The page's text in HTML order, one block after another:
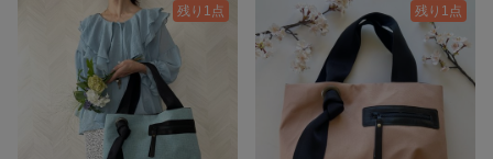
残り1点 残り1点